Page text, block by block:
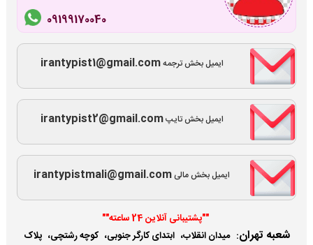
09199170040
ایمیل بخش ترجمهirantypist1@gmail.com
ایمیل بخش تایپirantypist2@gmail.com
ایمیل بخش مالیirantypistmali@gmail.com
""پشتیبانی آنلاین 24 ساعته""
شعبه تهران: میدان انقلاب، ابتدای کارگر جنوبی، کوچه رشتچی، پلاک